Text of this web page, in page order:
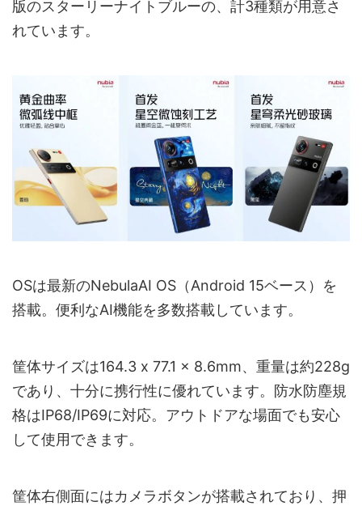
版のスターリーナイトブルーの、計3種類が用意さ
れています。
OSは最新のNebulaAI OS（Android 15ベース）を
搭載。便利なAI機能を多数搭載しています。
筐体サイズは164.3 x 77.1 x 8.6mm、重量は約228g
であり、十分に携行性に優れています。防水防塵規
格はIP68/IP69に対応。アウトドアな場面でも安心
して使用できます。
筐体右側面にはカメラボタンが搭載されており、押